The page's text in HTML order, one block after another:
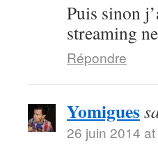
Puis sinon
streaming
Répondre
Yomigues
26 juin 2014